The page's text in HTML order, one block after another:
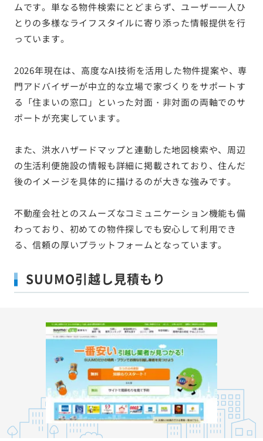
ムです。単なる物件検索にとどまらず、ユーザー一人ひ
とりの多様なライフスタイルに寄り添った情報提供を行
っています。
2026年現在は、高度なAI技術を活用した物件提案や、専
門アドバイザーが中立的な立場で家づくりをサポートす
る「住まいの窓口」といった対面・非対面の両軸でのサ
ポートが充実しています。
また、洪水ハザードマップと連動した地図検索や、周辺
の生活利便施設の情報も詳細に掲載されており、住んだ
後のイメージを具体的に描けるのが大きな強みです。
不動産会社とのスムーズなコミュニケーション機能も備
わっており、初めての物件探しでも安心して利用でき
る、信頼の厚いプラットフォームとなっています。
SUUMO引越し見積もり